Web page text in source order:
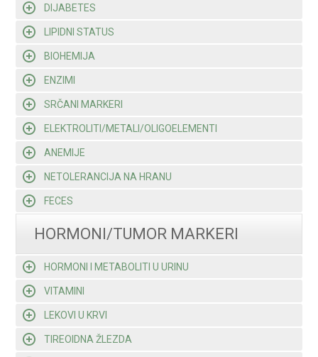
DIJABETES
LIPIDNI STATUS
BIOHEMIJA
ENZIMI
SRČANI MARKERI
ELEKTROLITI/METALI/OLIGOELEMENTI
ANEMIJE
NETOLERANCIJA NA HRANU
FECES
HORMONI/TUMOR MARKERI
HORMONI I METABOLITI U URINU
VITAMINI
LEKOVI U KRVI
TIREOIDNA ŽLEZDA